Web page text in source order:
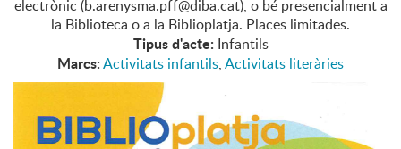
electrònic (b.arenysma.pff@diba.cat), o bé presencialment a
la Biblioteca o a la Biblioplatja. Places limitades.
Tipus d'acte: Infantils
Marcs:Activitats infantils,Activitats literàries